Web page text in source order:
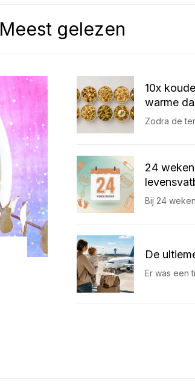
Meest gelezen
10x
warme
Zodra de
24
Bij 24
De
Er was een